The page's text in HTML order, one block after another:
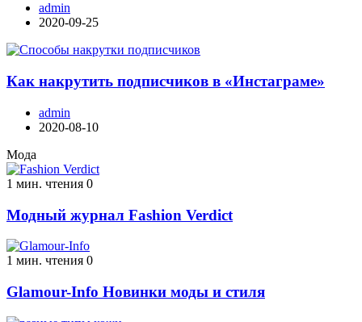
admin
2020-09-25
Как накрутить подписчиков в «Инстаграме»
admin
2020-08-10
Мода
1 мин. чтения 0
Модный журнал Fashion Verdict
1 мин. чтения 0
Glamour-Info Новинки моды и стиля